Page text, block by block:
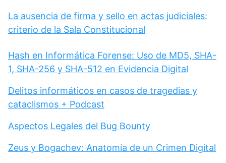
La ausencia de firma y sello en actas judiciales:
criterio de la Sala Constitucional
Hash en Informática Forense: Uso de MD5, SHA-
1, SHA-256 y SHA-512 en Evidencia Digital
Delitos informáticos en casos de tragedias y
cataclismos + Podcast
Aspectos Legales del Bug Bounty
Zeus y Bogachev: Anatomía de un Crimen Digital